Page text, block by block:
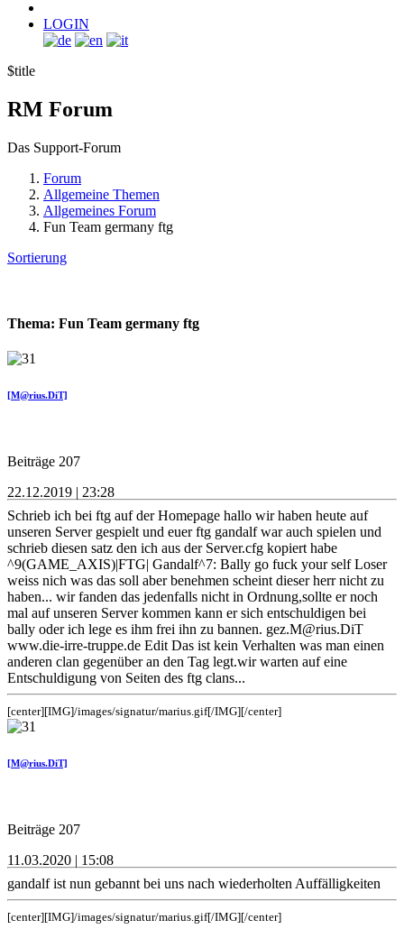
LOGIN
$title
RM Forum
Das Support-Forum
Forum
Allgemeine Themen
Allgemeines Forum
Fun Team germany ftg
Sortierung
Thema: Fun Team germany ftg
[M@rius.DiT]
Beiträge 207
22.12.2019 | 23:28
Schrieb ich bei ftg auf der Homepage hallo wir haben heute auf
unseren Server gespielt und euer ftg gandalf war auch spielen und
schrieb diesen satz den ich aus der Server.cfg kopiert habe
^9(GAME_AXIS)|FTG| Gandalf^7: Bally go fuck your self Loser
weiss nich was das soll aber benehmen scheint dieser herr nicht zu
haben... wir fanden das jedenfalls nicht in Ordnung,sollte er noch
mal auf unseren Server kommen kann er sich entschuldigen bei
bally oder ich lege es ihm frei ihn zu bannen. gez.M@rius.DiT
www.die-irre-truppe.de Edit Das ist kein Verhalten was man einen
anderen clan gegenüber an den Tag legt.wir warten auf eine
Entschuldigung von Seiten des ftg clans...
[center][IMG]/images/signatur/marius.gif[/IMG][/center]
[M@rius.DiT]
Beiträge 207
11.03.2020 | 15:08
gandalf ist nun gebannt bei uns nach wiederholten Auffälligkeiten
[center][IMG]/images/signatur/marius.gif[/IMG][/center]